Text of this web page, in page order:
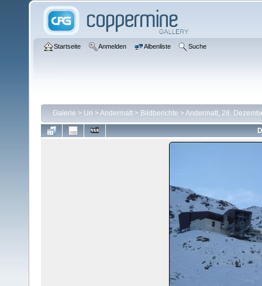
Startseite Anmelden Albenliste Suche
Galerie > Uri >Andermatt > Bildberichte >Andermatt, 28.